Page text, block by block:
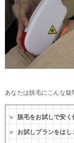
あなたは脱毛にこんな疑
脱毛をお試しで安
お試しプランをは